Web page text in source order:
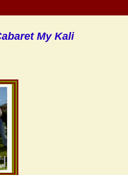
My Kali